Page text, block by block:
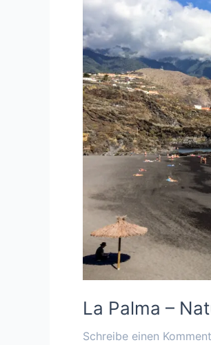
La Palma –
Schreibe einen